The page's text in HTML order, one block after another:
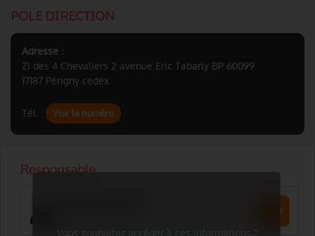
POLE DIRECTION
Adresse :
ZI des 4 Chevaliers 2 avenue Eric Tabarly BP 60099
17187 Périgny cedex
Tél. : Voir le numéro
Vous souhaitez accéder à ces informations ?